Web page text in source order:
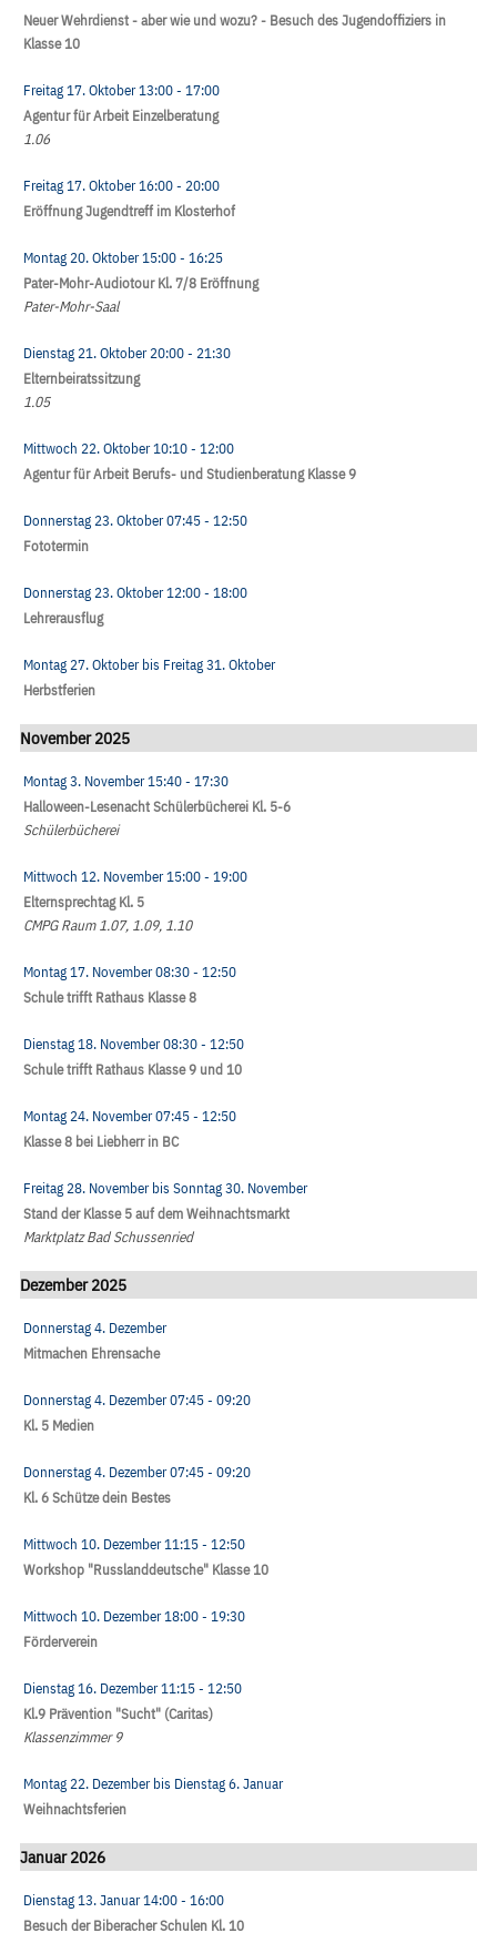
Neuer Wehrdienst - aber wie und wozu? - Besuch des Jugendoffiziers in
Klasse 10
Freitag 17. Oktober13:00- 17:00
Agentur für Arbeit Einzelberatung
1.06
Freitag 17. Oktober16:00- 20:00
Eröffnung Jugendtreff im Klosterhof
Montag 20. Oktober15:00- 16:25
Pater-Mohr-Audiotour Kl. 7/8 Eröffnung
Pater-Mohr-Saal
Dienstag 21. Oktober20:00- 21:30
Elternbeiratssitzung
1.05
Mittwoch 22. Oktober10:10- 12:00
Agentur für Arbeit Berufs- und Studienberatung Klasse 9
Donnerstag 23. Oktober07:45- 12:50
Fototermin
Donnerstag 23. Oktober12:00- 18:00
Lehrerausflug
Montag 27. Oktoberbis Freitag 31. Oktober
Herbstferien
November 2025
Montag 3. November15:40- 17:30
Halloween-Lesenacht Schülerbücherei Kl. 5-6
Schülerbücherei
Mittwoch 12. November15:00- 19:00
Elternsprechtag Kl. 5
CMPG Raum 1.07, 1.09, 1.10
Montag 17. November08:30- 12:50
Schule trifft Rathaus Klasse 8
Dienstag 18. November08:30- 12:50
Schule trifft Rathaus Klasse 9 und 10
Montag 24. November07:45- 12:50
Klasse 8 bei Liebherr in BC
Freitag 28. Novemberbis Sonntag 30. November
Stand der Klasse 5 auf dem Weihnachtsmarkt
Marktplatz Bad Schussenried
Dezember 2025
Donnerstag 4. Dezember
Mitmachen Ehrensache
Donnerstag 4. Dezember07:45- 09:20
Kl. 5 Medien
Donnerstag 4. Dezember07:45- 09:20
Kl. 6 Schütze dein Bestes
Mittwoch 10. Dezember11:15- 12:50
Workshop "Russlanddeutsche" Klasse 10
Mittwoch 10. Dezember18:00- 19:30
Förderverein
Dienstag 16. Dezember11:15- 12:50
Kl.9 Prävention "Sucht" (Caritas)
Klassenzimmer 9
Montag 22. Dezemberbis Dienstag 6. Januar
Weihnachtsferien
Januar 2026
Dienstag 13. Januar14:00- 16:00
Besuch der Biberacher Schulen Kl. 10